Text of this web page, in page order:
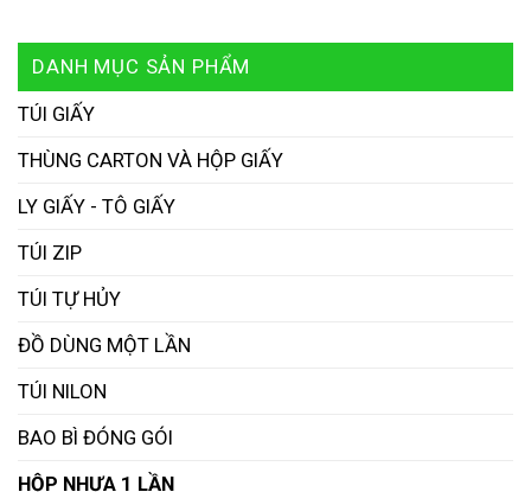
DANH MỤC SẢN PHẨM
TÚI GIẤY
THÙNG CARTON VÀ HỘP GIẤY
LY GIẤY - TÔ GIẤY
TÚI ZIP
TÚI TỰ HỦY
ĐỒ DÙNG MỘT LẦN
TÚI NILON
BAO BÌ ĐÓNG GÓI
HỘP NHỰA 1 LẦN